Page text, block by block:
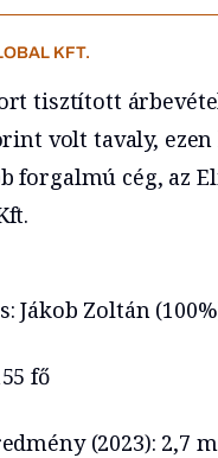
KFT.
tisztított
volt tavaly, ezen
forgalmú cég, az
Jákob Zoltán
fő
(2023): 2,7